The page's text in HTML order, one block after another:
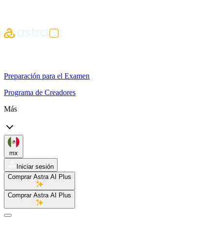
Preparación para el Examen
Programa de Creadores
Más
mx
Iniciar sesión
Comprar Astra AI Plus
Comprar Astra AI Plus